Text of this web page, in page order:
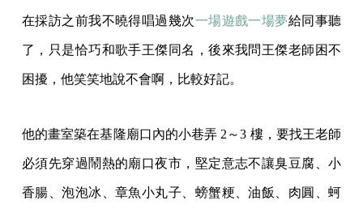
在採訪之前我不曉得唱過幾次一場遊戲一場夢給同事聽
了，只是恰巧和歌手王傑同名，後來我問王傑老師困不
困擾，他笑笑地說不會啊，比較好記。
他的畫室築在基隆廟口內的小巷弄 2～3 樓，要找王老師
必須先穿過鬧熱的廟口夜市，堅定意志不讓臭豆腐、小
香腸、泡泡冰、章魚小丸子、螃蟹粳、油飯、肉圓、蚵